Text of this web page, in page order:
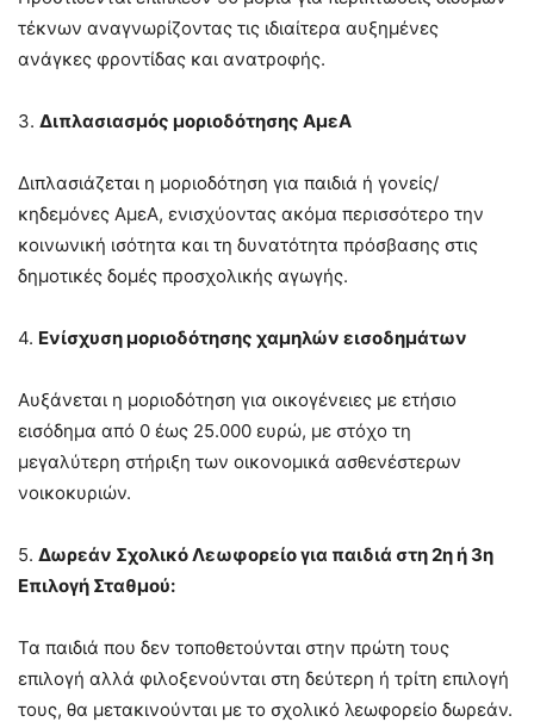
τέκνων αναγνωρίζοντας τις ιδιαίτερα αυξημένες
ανάγκες φροντίδας και ανατροφής.
3. Διπλασιασμός μοριοδότησης ΑμεΑ
Διπλασιάζεται η μοριοδότηση για παιδιά ή γονείς/
κηδεμόνες ΑμεΑ, ενισχύοντας ακόμα περισσότερο την
κοινωνική ισότητα και τη δυνατότητα πρόσβασης στις
δημοτικές δομές προσχολικής αγωγής.
4. Ενίσχυση μοριοδότησης χαμηλών εισοδημάτων
Αυξάνεται η μοριοδότηση για οικογένειες με ετήσιο
εισόδημα από 0 έως 25.000 ευρώ, με στόχο τη
μεγαλύτερη στήριξη των οικονομικά ασθενέστερων
νοικοκυριών.
5. Δωρεάν Σχολικό Λεωφορείο για παιδιά στη 2η ή 3η
Επιλογή Σταθμού:
Τα παιδιά που δεν τοποθετούνται στην πρώτη τους
επιλογή αλλά φιλοξενούνται στη δεύτερη ή τρίτη επιλογή
τους, θα μετακινούνται με το σχολικό λεωφορείο δωρεάν.